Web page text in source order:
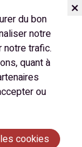
du bon
notre
notre trafic.
quant à
ou
cookies